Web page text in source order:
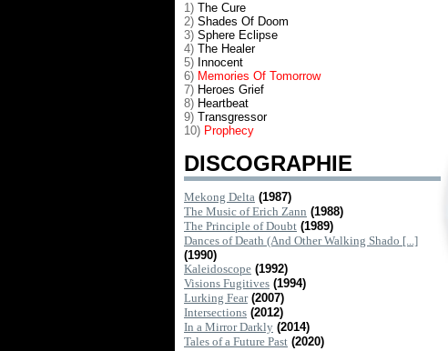
1) The Cure
2) Shades Of Doom
3) Sphere Eclipse
4) The Healer
5) Innocent
6) Memories Of Tomorrow
7) Heroes Grief
8) Heartbeat
9) Transgressor
10) Prophecy
DISCOGRAPHIE
Mekong Delta (1987)
The Music of Erich Zann (1988)
The Principle of Doubt (1989)
Dances of Death (And Other Walking Shado [...]
(1990)
Kaleidoscope (1992)
Visions Fugitives (1994)
Lurking Fear (2007)
Intersections (2012)
In a Mirror Darkly (2014)
Tales of a Future Past (2020)